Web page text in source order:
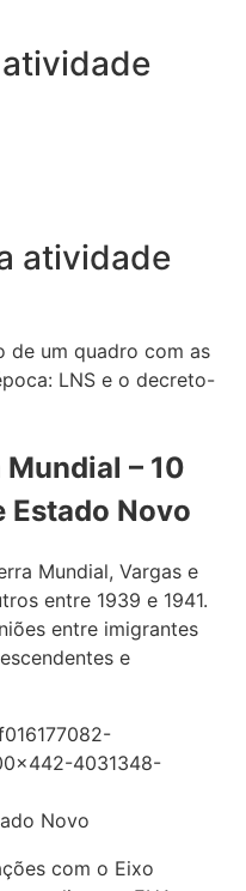
atividade
de um quadro com as
LNS e o decreto-
– 10
Estado Novo
Mundial, Vargas e
entre 1939 e 1941.
entre imigrantes
e
Novo
com o Eixo